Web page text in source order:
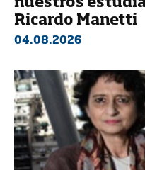
nuestros
Ricardo Manetti
04.08.2026